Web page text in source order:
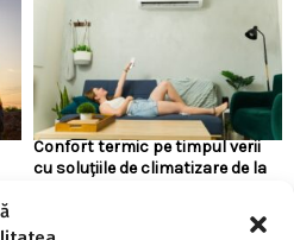
Confort termic pe timpul verii
cu soluțiile de climatizare de la